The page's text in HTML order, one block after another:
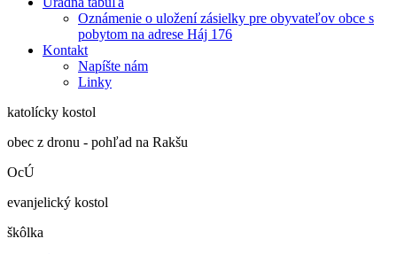
Oznámenie o uložení zásielky pre obyvateľov obce s
pobytom na adrese Háj 176
Kontakt
Napíšte nám
Linky
katolícky kostol
obec z dronu - pohľad na Rakšu
OcÚ
evanjelický kostol
škôlka